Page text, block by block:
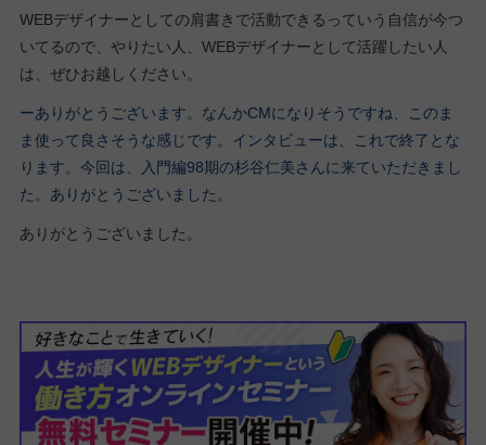
WEBデザイナーとしての肩書きで活動できるっていう自信が今つ
いてるので、やりたい人、WEBデザイナーとして活躍したい人
は、ぜひお越しください。
ーありがとうございます。なんかCMになりそうですね、このま
ま使って良さそうな感じです。インタビューは、これで終了とな
ります。今回は、入門編98期の杉谷仁美さ んに来ていただきまし
た。ありがとうございました。
ありがとうございました。